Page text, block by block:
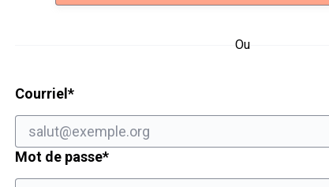
Ou
Courriel *Champ obligatoire
Mot de passe*Champ obligatoire